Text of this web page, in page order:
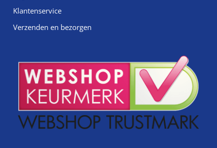
Klantenservice
Verzenden en bezorgen